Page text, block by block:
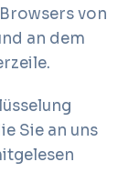
von
an dem
Sie an uns